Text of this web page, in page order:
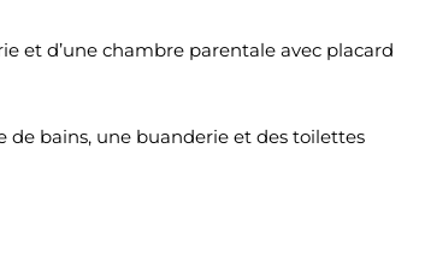
et d’une chambre parentale avec placard
de bains, une buanderie et des toilettes